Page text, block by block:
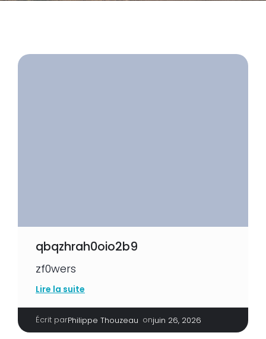
qbqzhrah0oio2b9
zf0wers
Lire la suite
Écrit parPhilippe Thouzeau onjuin 26, 2026